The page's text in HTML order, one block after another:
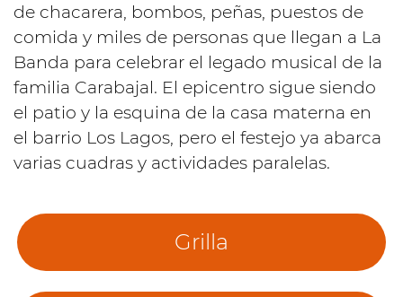
de chacarera, bombos, peñas, puestos de
comida y miles de personas que llegan a La
Banda para celebrar el legado musical de la
familia Carabajal. El epicentro sigue siendo
el patio y la esquina de la casa materna en
el barrio Los Lagos, pero el festejo ya abarca
varias cuadras y actividades paralelas.
Grilla